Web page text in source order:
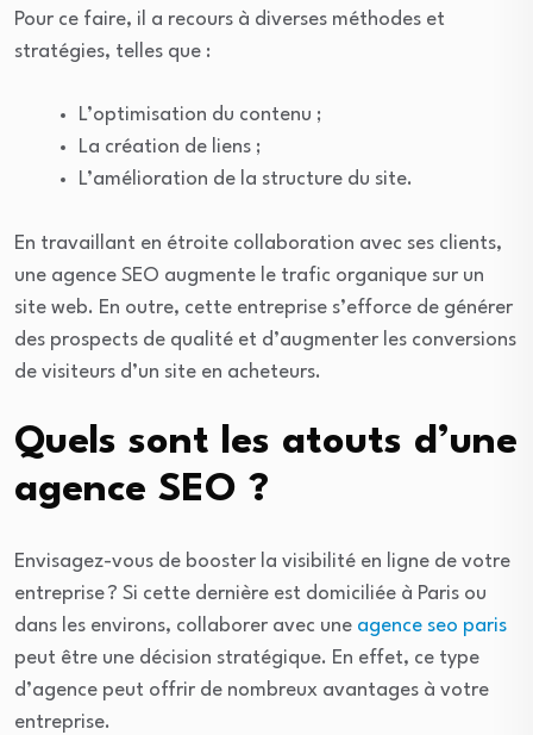
Pour ce faire, il a recours à diverses méthodes et
stratégies, telles que :
L’optimisation du contenu ;
La création de liens ;
L’amélioration de la structure du site.
En travaillant en étroite collaboration avec ses clients,
une agence SEO augmente le trafic organique sur un
site web. En outre, cette entreprise s’efforce de générer
des prospects de qualité et d’augmenter les conversions
de visiteurs d’un site en acheteurs.
Quels sont les atouts d’une
agence SEO ?
Envisagez-vous de booster la visibilité en ligne de votre
entreprise ? Si cette dernière est domiciliée à Paris ou
dans les environs, collaborer avec une agence seo paris
peut être une décision stratégique. En effet, ce type
d’agence peut offrir de nombreux avantages à votre
entreprise.